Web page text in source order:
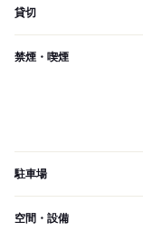
貸切
禁煙・喫煙
駐車場
空間・設備